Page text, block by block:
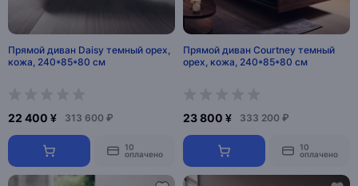
Прямой диван Daisy темный орех,
кожа, 240*85*80 см
22 400 ¥ 313 600 ₽
10
оплачено
Прямой диван Courtney темный
орех, кожа, 240*85*80 см
23 800 ¥ 333 200 ₽
10
оплачено